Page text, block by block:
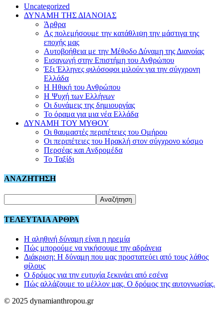
Uncategorized
ΔΥΝΑΜΗ ΤΗΣ ΔΙΑΝΟΙΑΣ
Άρθρα
Ας πολεμήσουμε την κατάθλιψη την μάστιγα της
εποχής μας
Αυτοβοήθεια με την Μέθοδο Δύναμη της Διανοίας
Εισαγωγή στην Επιστήμη του Ανθρώπου
Έξι Έλληνες φιλόσοφοι μιλούν για την σύγχρονη
Ελλάδα
Η Ηθική του Ανθρώπου
Η Ψυχή των Ελλήνων
Οι δυνάμεις της δημιουργίας
Το όραμα για μια νέα Ελλάδα
ΔΥΝΑΜΗ ΤΟΥ ΜΥΘΟΥ
Οι θαυμαστές περιπέτειες του Ομήρου
Οι περιπέτειες του Ηρακλή στον σύγχρονο κόσμο
Περσέας και Ανδρομέδα
Το Ταξίδι
ΑΝΑΖΗΤΗΣΗ
ΤΕΛΕΥΤΑΙΑ ΑΡΘΡΑ
Η αληθινή δύναμη είναι η ηρεμία
Πώς μπορούμε να νικήσουμε την αδράνεια
Διάκριση: Η δύναμη που μας προστατεύει από τους λάθος
φίλους
Ο δρόμος για την ευτυχία ξεκινάει από εσένα
Πώς αλλάζουμε το μέλλον μας. Ο δρόμος της αυτογνωσίας.
© 2025 dynamianthropou.gr